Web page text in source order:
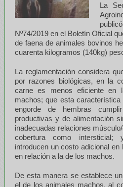
La
Nº74/2019 en el Boletín Oficial
de faena de animales bovinos
cuarenta kilogramos (140kg)
La reglamentación considera
por razones biológicas, en la
carne es menos eficiente en
machos; que esta
engorde de hembras
productivas y de alimentación
inadecuadas relaciones
cobertura como
introducen un costo adicional
en relación a la de los machos.
De esta manera se establece
el de los animales machos, al